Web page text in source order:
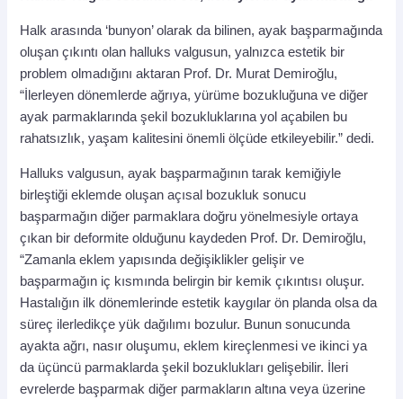
Halk arasında ‘bunyon’ olarak da bilinen, ayak başparmağında
oluşan çıkıntı olan halluks valgusun, yalnızca estetik bir
problem olmadığını aktaran Prof. Dr. Murat Demiroğlu,
“İlerleyen dönemlerde ağrıya, yürüme bozukluğuna ve diğer
ayak parmaklarında şekil bozukluklarına yol açabilen bu
rahatsızlık, yaşam kalitesini önemli ölçüde etkileyebilir.” dedi.
Halluks valgusun, ayak başparmağının tarak kemiğiyle
birleştiği eklemde oluşan açısal bozukluk sonucu
başparmağın diğer parmaklara doğru yönelmesiyle ortaya
çıkan bir deformite olduğunu kaydeden Prof. Dr. Demiroğlu,
“Zamanla eklem yapısında değişiklikler gelişir ve
başparmağın iç kısmında belirgin bir kemik çıkıntısı oluşur.
Hastalığın ilk dönemlerinde estetik kaygılar ön planda olsa da
süreç ilerledikçe yük dağılımı bozulur. Bunun sonucunda
ayakta ağrı, nasır oluşumu, eklem kireçlenmesi ve ikinci ya
da üçüncü parmaklarda şekil bozuklukları gelişebilir. İleri
evrelerde başparmak diğer parmakların altına veya üzerine